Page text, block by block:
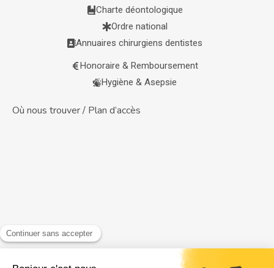
Charte déontologique
Ordre national
Annuaires chirurgiens dentistes
Honoraire & Remboursement
Hygiène & Asepsie
Où nous trouver / Plan d’accès